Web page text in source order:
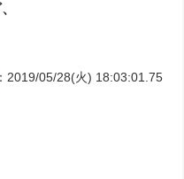
：2019/05/28(火) 18:03:01.75